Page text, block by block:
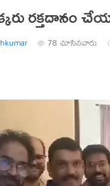
రక్తదానం
78 చూసినవారు